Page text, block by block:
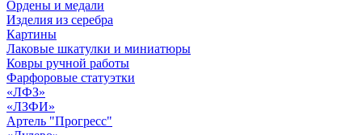
Ордены и медали
Изделия из серебра
Картины
Лаковые шкатулки и миниатюры
Ковры ручной работы
Фарфоровые статуэтки
«ЛФЗ»
«ЛЗФИ»
Артель "Прогресс"